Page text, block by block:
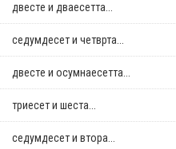
двестe и дваесетта...
седумдесет и четврта...
двестe и осумнaесетта...
триесет и шеста...
седумдесет и втора...